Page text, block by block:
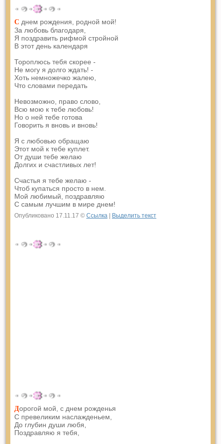
С днем рождения, родной мой!
За любовь благодаря,
Я поздравить рифмой стройной
В этот день календаря
Тороплюсь тебя скорее -
Не могу я долго ждать! -
Хоть немножечко жалею,
Что словами передать
Невозможно, право слово,
Всю мою к тебе любовь!
Но о ней тебе готова
Говорить я вновь и вновь!
Я с любовью обращаю
Этот мой к тебе куплет.
От души тебе желаю
Долгих и счастливых лет!
Счастья я тебе желаю -
Чтоб купаться просто в нем.
Мой любимый, поздравляю
С самым лучшим в мире днем!
Опубликовано 17.11.17 © Ссылка| Выделить текст
Дорогой мой, с днем рожденья
С превеликим наслажденьем,
До глубин души любя,
Поздравляю я тебя,